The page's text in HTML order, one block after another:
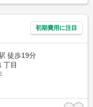
初期費用に注目
徒歩19分
丁目